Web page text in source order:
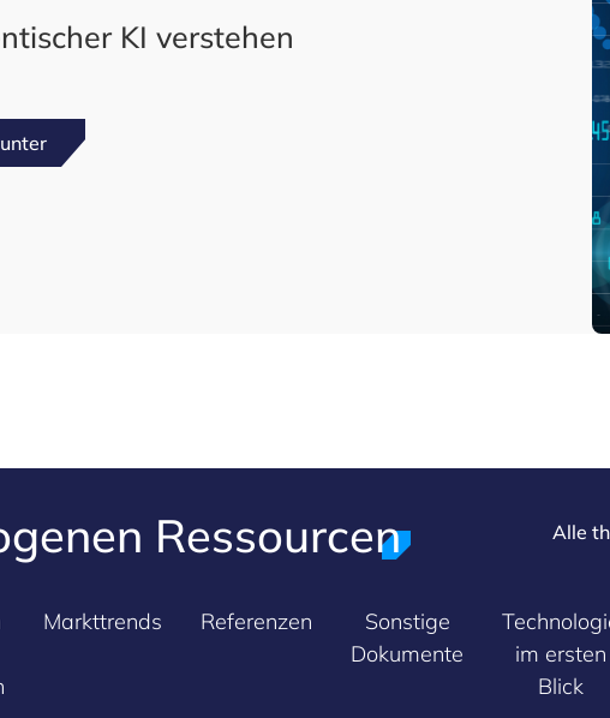
KI verstehen
Ressourcen Alle
Markttrends Referenzen
Sonstige
Dokumente
im ersten
Blick